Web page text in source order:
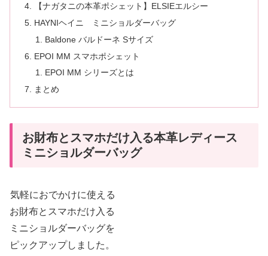
【ナガタニの本革ポシェット】ELSIEエルシー
HAYNIヘイニ ミニショルダーバッグ
Baldone バルドーネ Sサイズ
EPOI MM スマホポシェット
EPOI MM シリーズとは
まとめ
お財布とスマホだけ入る本革レディース
ミニショルダーバッグ
気軽におでかけに使える
お財布とスマホだけ入る
ミニショルダーバッグを
ピックアップしました。